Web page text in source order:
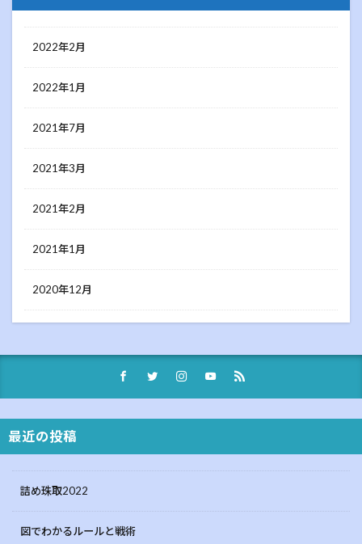
2022年2月
2022年1月
2021年7月
2021年3月
2021年2月
2021年1月
2020年12月
最近の投稿
詰め珠取2022
図でわかるルールと戦術